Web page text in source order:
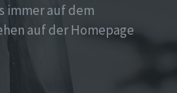
immer auf dem
auf der Homepage